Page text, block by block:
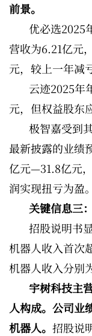
前景。
优必选2025
营收为6.21亿元
元，较上一年减
云迹2025年
元，但权益股东
极智嘉受到
最新披露的业绩
亿元—31.8亿元
润实现扭亏为盈。
关键信息三
招股说明书
机器人收入首次
机器人收入分别
宇树科技主
人构成。公司业
机器人。 招股说